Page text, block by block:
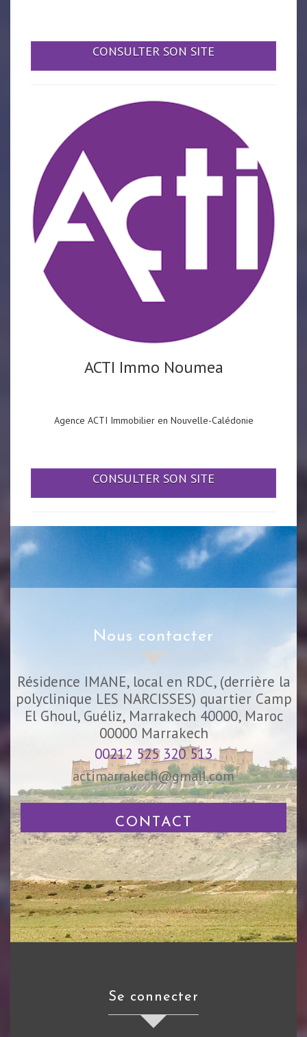
CONSULTER SON SITE
ACTI Immo Noumea
Agence ACTI Immobilier en Nouvelle-Calédonie
CONSULTER SON SITE
nous contacter
Résidence IMANE, local en RDC, (derrière la
polyclinique LES NARCISSES) quartier Camp
El Ghoul, Guéliz, Marrakech 40000, Maroc
00000 Marrakech
00212 525 320 513
actimarrakech@gmail.com
CONTACT
se connecter